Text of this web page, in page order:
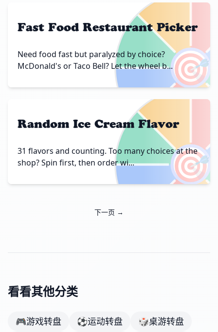
🎯
Fast Food Restaurant Picker
Need food fast but paralyzed by choice?
McDonald's or Taco Bell? Let the wheel b...
🎯
Random Ice Cream Flavor
31 flavors and counting. Too many choices at the
shop? Spin first, then order wi...
下一页 →
看看其他分类
🎮游戏转盘 ⚽运动转盘 🎲桌游转盘